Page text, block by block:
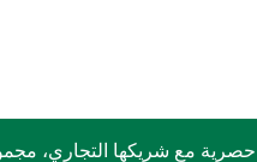
1999 وذلك من خلال اتفاقية امتياز